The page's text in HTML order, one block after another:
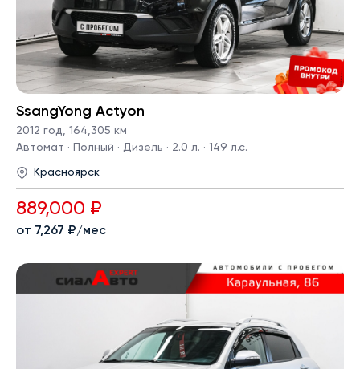
SsangYong Actyon
2012 год, 164,305 км
Автомат · Полный · Дизель · 2.0 л. · 149 л.с.
Красноярск
889,000 ₽
от 7,267 ₽/мес